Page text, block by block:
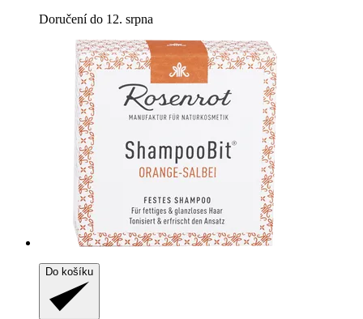
Doručení do 12. srpna
Do košíku